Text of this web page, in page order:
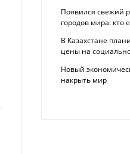
Появился свежий
городов мира: кто
В Казахстане
цены на
Новый
накрыть мир